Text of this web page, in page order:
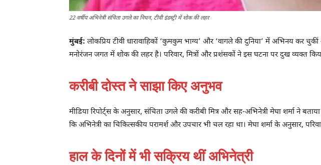
22 वर्षीय अभिनेत्री संचिता उगले का निधन, टीवी इंडस्ट्री में शोक की लहर
मुंबई: लोकप्रिय टीवी धारावाहिकों ‘कुमकुम भाग्य’ और ‘वागले की दुनिया’ में अभिनय कर
मनोरंजन जगत में शोक की लहर है। परिवार, मित्रों और प्रशंसकों ने इस घटना पर दुख व्यक्त
करीबी दोस्त ने साझा किए अनुभव
मीडिया रिपोर्ट्स के अनुसार, संचिता उगले की करीबी मित्र और सह-अभिनेत्री मेघा शर्मा ने
कि अभिनेत्री का चिकित्सकीय परामर्श और उपचार भी चल रहा था। मेघा शर्मा के अनुसार,
हाल के दिनों में भी सक्रिय थीं अभिनेत्री